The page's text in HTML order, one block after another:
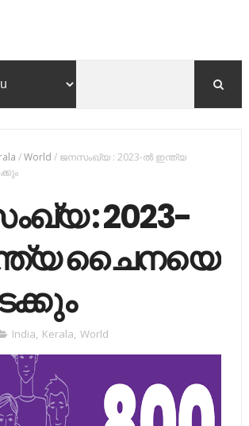
/World / ജനസംഖ്യ : 2023-ല്‍ ഇന്ത്യ
: 2023-
ചൈനയെ
India, Kerala, World